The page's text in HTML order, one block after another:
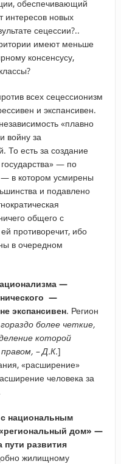
обеспечивающий
интересов новых
сецессии?..
имеют меньше
консенсусу,
всех сецессионизм
и экспансивен.
«плавно
войну за
То есть за создание
— по
в котором усмирены
и подавлено
общего с
противоречит, ибо
в очередном
—
—
экспансивен. Регион
более четкие,
которой
– Д.К.]
«расширение»
человека за
национальным
дом» —
развития
жилищному